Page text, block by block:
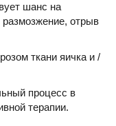
шанс на
размозжение, отрыв
ткани яичка и /
процесс в
терапии.